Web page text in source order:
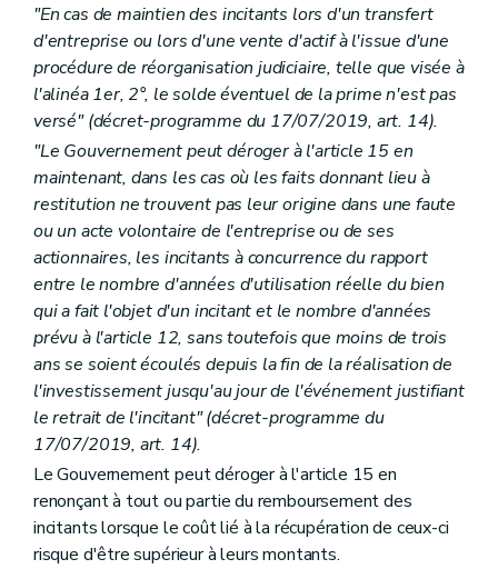
"En cas de maintien des incitants lors d'un transfert
d'entreprise ou lors d'une vente d'actif à l'issue d'une
procédure de réorganisation judiciaire, telle que visée à
l'alinéa 1er, 2°, le solde éventuel de la prime n'est pas
versé" (décret-programme du 17/07/2019, art. 14).
"Le Gouvernement peut déroger à l'article 15 en
maintenant, dans les cas où les faits donnant lieu à
restitution ne trouvent pas leur origine dans une faute
ou un acte volontaire de l'entreprise ou de ses
actionnaires, les incitants à concurrence du rapport
entre le nombre d'années d'utilisation réelle du bien
qui a fait l'objet d'un incitant et le nombre d'années
prévu à l'article 12, sans toutefois que moins de trois
ans se soient écoulés depuis la fin de la réalisation de
l'investissement jusqu'au jour de l'événement justifiant
le retrait de l'incitant" (décret-programme du
17/07/2019, art. 14).
Le Gouvernement peut déroger à l'article 15 en
renonçant à tout ou partie du remboursement des
incitants lorsque le coût lié à la récupération de ceux-ci
risque d'être supérieur à leurs montants.